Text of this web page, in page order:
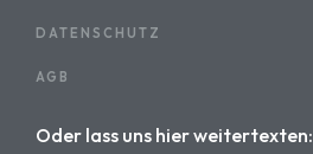
DATENSCHUTZ
AGB
Oder lass uns hier weitertexten: